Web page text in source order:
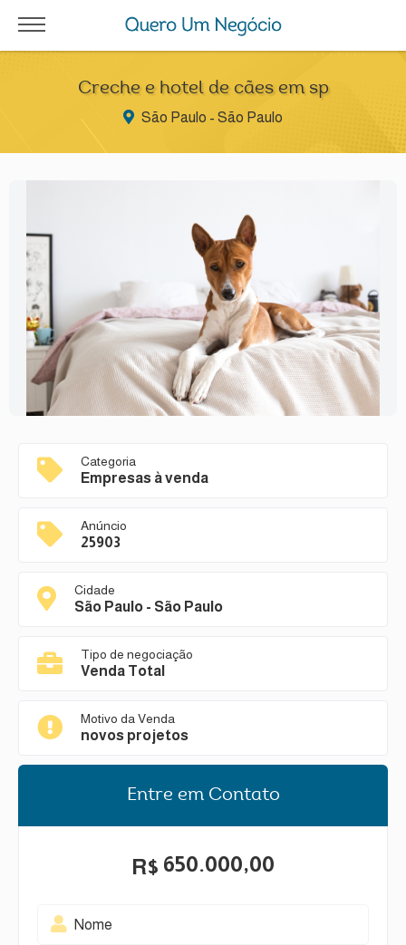
Creche e hotel de cães em sp
São Paulo - São Paulo
Categoria
Empresas à venda
Anúncio
25903
Cidade
São Paulo - São Paulo
Tipo de negociação
Venda Total
Motivo da Venda
novos projetos
Entre em Contato
R$ 650.000,00